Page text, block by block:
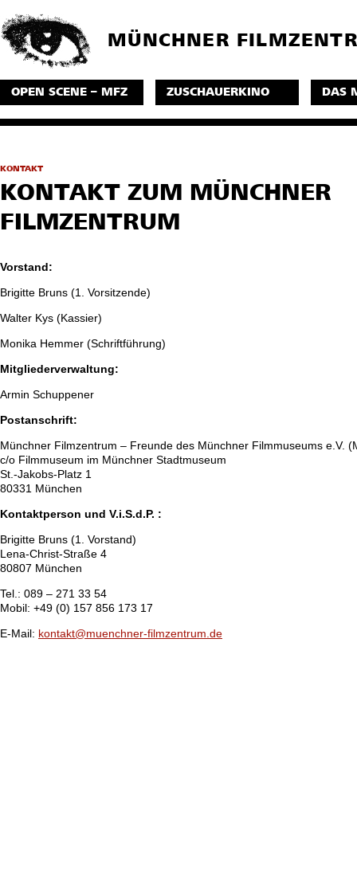
MÜNCHNER
OPEN SCENE – MFZ ZUSCHAUERKINO DAS
KONTAKT
KONTAKT ZUM MÜNCHNER
FILMZENTRUM
Vorstand:
Brigitte Bruns (1. Vorsitzende)
Walter Kys (Kassier)
Monika Hemmer (Schriftführung)
Mitgliederverwaltung:
Armin Schuppener
Postanschrift:
Münchner Filmzentrum – Freunde des Münchner Filmmuseums e.V.
c/o Filmmuseum im Münchner Stadtmuseum
St.-Jakobs-Platz 1
80331 München
Kontaktperson und V.i.S.d.P. :
Brigitte Bruns (1. Vorstand)
Lena-Christ-Straße 4
80807 München
Tel.: 089 – 271 33 54
Mobil: +49 (0) 157 856 173 17
E-Mail: kontakt@muenchner-filmzentrum.de